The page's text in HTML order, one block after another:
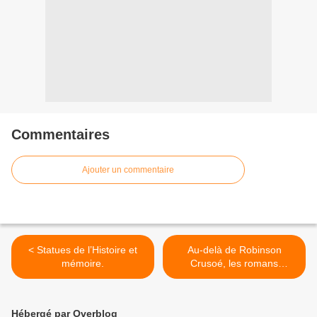
Commentaires
Ajouter un commentaire
< Statues de l’Histoire et
mémoire.
Au-delà de Robinson
Crusoé, les romans
picaresques de Daniel
Hébergé par Overblog